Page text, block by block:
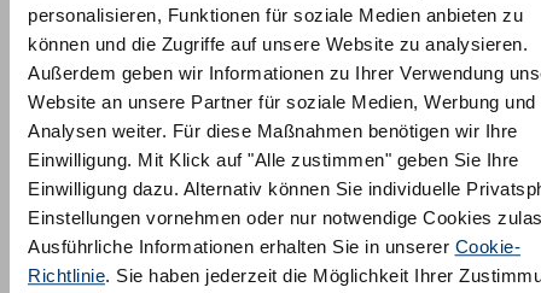
personalisieren, Funktionen für soziale Medien anbieten zu
können und die Zugriffe auf unsere Website zu analysieren.
Außerdem geben wir Informationen zu Ihrer Verwendung
Website an unsere Partner für soziale Medien, Werbung und
Analysen weiter. Für diese Maßnahmen benötigen wir Ihre
Einwilligung. Mit Klick auf "Alle zustimmen" geben Sie Ihre
Einwilligung dazu. Alternativ können Sie individuelle
Einstellungen vornehmen oder nur notwendige Cookies
Ausführliche Informationen erhalten Sie in unserer Cookie-
Richtlinie. Sie haben jederzeit die Möglichkeit Ihrer
Des Weiteren quietschen die Stahlfedern von
Taschenfederkernmatratzen nicht, sodass ein solcher
Matratzentyp besondersgeräuschlos ist und sich deswegen
perfekt für geräuschempfindliche oder aktive Schläfer, die sich im
Schlaf viel bewegen, eignet.
Nachteile einer Taschenfederkernmatratze
Da Taschenfederkernmatratzen so gut durchlüftet werden, sind
sie für Personen, die schnell frieren, nur begrenzt geeignet. Des
Weiteren sind Taschenfederkernmatratzen schwerer zu